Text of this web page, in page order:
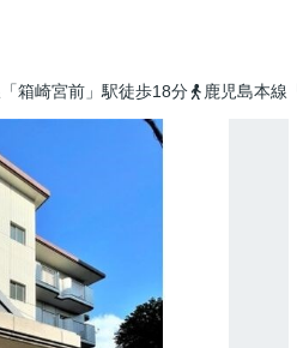
箱崎宮前」駅徒歩18分 鹿児島本線